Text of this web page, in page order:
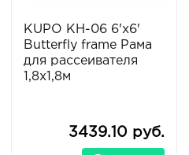
KUPO KH-06 6'x6'
Butterfly frame Рама
для рассеивателя
1,8х1,8м
3439.10 руб.